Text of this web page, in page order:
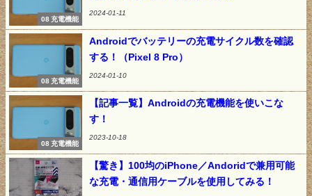
08 充電機能
2024-01-11
08 充電機能
Androidでバッテリーの充電サイクル数を確認
する！（Pixel 8 Pro）
2024-01-10
08 充電機能
【記事一覧】Androidの充電機能を使いこな
す！
2023-10-18
【驚き】100均のiPhone／Andoridで兼用可能
な充電・通信用ケーブルを使用してみる！